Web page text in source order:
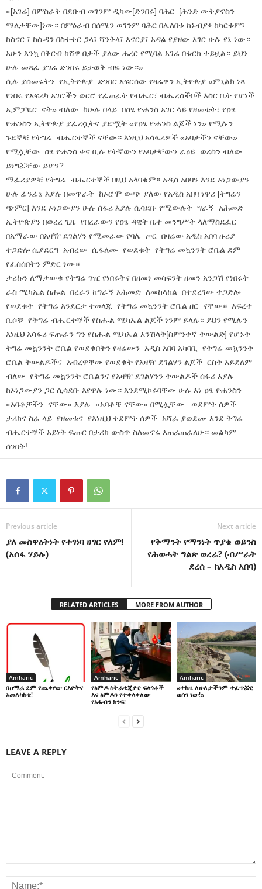
«[አገሬ] በምስራቅ በደቡብ ወገንም ዲካው[ድንበሩ] ባሕር [ሕንድ ውቅያኖስን
ማለታቸው]ነው። በምዕራብ በሰሜን ወገንም ባሕር በሌለበቱ ከኑብያ፥ ከካርቱም፣
ከስናር ፣ ከሱዳን በስተቀር ጋላ፣ ሻንቅላ፣ እናርያ፣ አዳል የያዘው አገር ሁሉ የኔ ነው።
አሁን እንኳ በቅርብ ከሸዋ በታች ያለው ሐረር የሚባል አገሬ በቱርክ ተይዟል። ይህን
ሁሉ መጻፈ ያገሬ ድንበሩ ይታወቅ ብዬ ነው።»
ሲሉ ያሰመሩትን የኢትዮጵያ ድንበር አፍርሰው የዛሬዋን ኢትዮጵያ «ምኒልክ ነጻ
የነበሩ የአፍሪካ አገሮችን ወርሮ የፈጠራት የብሔር፣ ብሔረስችቦች እስር ቤት የሆነች
ኢምፓዬር ናት» ብለው ከሁሉ በላይ በዐፄ ዮሐንስ አገር ላይ የዘመቱት፣ የዐፄ
ዮሐንስን ኢትዮጵያ ያፈረሷትና ያደሟት «የዐፄ ዮሐንስ ልጆች ነን» የሚሉን
ጉደኞቹ የትግሬ ብሔርተኞች ናቸው። እነዚህ አሳፋሪዎች «አባታችን ናቸው»
የሚሏቸው ዐፄ ዮሐንስ ቀና ቢሉ የትኛውን የአባታቸውን ራዕይ ወረስን ብለው
ይነግሯቸው ይሆን?
ማፈሪያዎቹ የትግሬ ብሔርተኞች በዚህ አላባቁም። አዲስ አበባን እንደ ኦነጋውያን
ሁሉ ፊንፊኔ እያሉ በመጥራት ከኦሮሞ ውጭ ያለው የአዲስ አበባ ነዋሪ [ትግሬን
ጭምር] እንደ ኦነጋውያን ሁሉ ሰፋሪ እያሉ ሲሳደቡ የሚውሉት ግራኝ አሕመድ
ኢትዮጵያን በወረረ ጊዜ የበረራውን የዐፄ ዳዊት ቤተ መንግሥት ላለማስደፈር
በአማራው በአዛዥ ደገልሃን የሚመራው የባሌ ጦር በዛሬው አዲስ አበባ ዙሪያ
ተጋድሎ ሲያደርግ አብረው ሲፋለሙ የወደቁት የትግሬ መኳንንት ሮቤል ደም
የፈሰሰበትን ምድር ነው።
ታሪኩን ለማታውቁ የትግሬ ገዢ የነበሩትና በዘመነ መሳፍንት ዘመን አንጋሽ የነበሩት
ራስ ሚካኤል ስሑል በረራን ከግራኝ አሕመድ ለመከላከል በተደረገው ተጋድሎ
የወደቁት የትግሬ እንደርታ ተወላጁ የትግሬ መኳንንት ሮቤል ዘር ናቸው። እፍረተ
ቢሶቹ የትግሬ ብሔርተኞች የስሑል ሚካኤል ልጆች ነንም ይላሉ። ይህን የሚሉን
እነዚህ አሳፋሪ ፍጡራን ግን የስሑል ሚካኤል እንሽላት[ስምንተኛ ትውልድ] የሆኑት
ትግሬ መኳንንት ሮቤል የወደቁበትን የዛሬውን አዲስ አበባ አካባቢ የትግሬ መኳንንት
ሮቤል ትውልዶችና አብረዋቸው የወደቁት የአዛዥ ደገልሃን ልጆች ርስት አይደለም
ብለው የትግሬ መኳንንት ሮቤልንና የአዛዥ ደገልሃንን ትውልዶች ሰፋሪ እያሉ
ከኦነጋውያን ጋር ሲሳደቡ እየዋሉ ነው። እንደሚኮሩባቸው ሁሉ እነ ዐፄ ዮሐንስን
«አባቶቻችን ናቸው» እያሉ «አባቶቼ ናቸው» በሚሏቸው ወደምት ሰዎች
ታሪክና ስራ ላይ የዘመቱና የእነዚህ ቀደምት ሰዎች አሻራ ያወደሙ እንደ ትግሬ
ብሔርተኞች አይነት ፍጡር በታሪክ ውስጥ ስለመኖሩ እጠራጠራለሁ። መልካም
ሰንበት!
Previous article
ያለ መስዋዕትነት የተገነባ ሀገር የለም!
(አሰፋ ሃይሉ)
Next article
የቅማንት የማንነት ጥያቄ ወይንስ
የሕወሓት ግልጽ ወረራ? (ብሥራት
ደረሰ – ከአዲስ አበባ)
RELATED ARTICLES MORE FROM AUTHOR
Amharic
በዐማራ ደም የጨቀየው ርእዮትና
አመለካከቱ!
Amharic
የፅምዶ ስትራቴጂያዊ ፍላጎቶች
እና ፅምዶን የተቀላቀለው
የአፋብን ክንፍ!
Amharic
«ተከዜ ለሁለታችንም ተፈጥሯዊ
ወሰን ነው!»
LEAVE A REPLY